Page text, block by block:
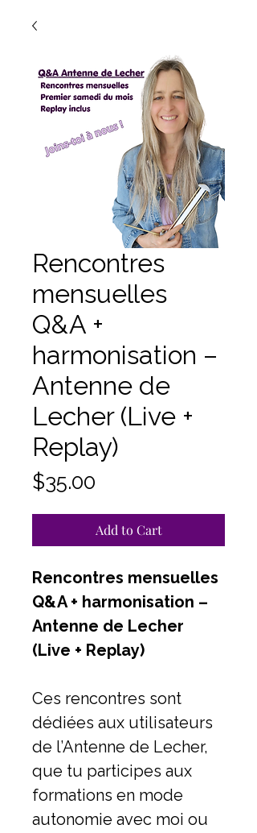
Rencontres
mensuelles
Q&A +
harmonisation –
Antenne de
Lecher (Live +
Replay)
$35.00
Add to Cart
Rencontres mensuelles
Q&A + harmonisation –
Antenne de Lecher
(Live + Replay)
Ces rencontres sont
dédiées aux utilisateurs
de l’Antenne de Lecher,
que tu participes aux
formations en mode
autonomie avec moi ou